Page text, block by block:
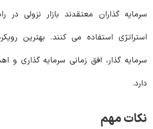
سرمایه گذاران معتقدند بازار نزولی
استراتژی استفاده می کنند. بهترین
سرمایه گذار، افق زمانی سرمایه گذاری و
دارد.
نکات مهم